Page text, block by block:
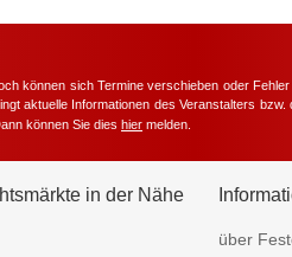
können sich Termine verschieben oder
aktuelle Informationen des Veranstalters bzw.
können Sie dies hier melden.
in der Nähe
über